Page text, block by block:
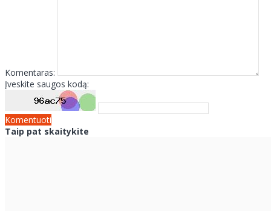
Komentaras:
Įveskite saugos kodą:
Komentuoti
Taip pat skaitykite